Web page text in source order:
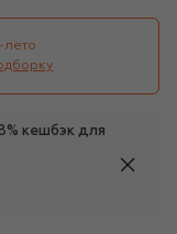
лето
кешбэк для